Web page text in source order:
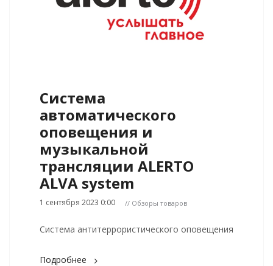
Система
автоматического
оповещения и
музыкальной
трансляции ALERTO
ALVA system
1 сентября 2023 0:00 // Обзоры товаров
Система антитеррористического оповещения
Подробнее